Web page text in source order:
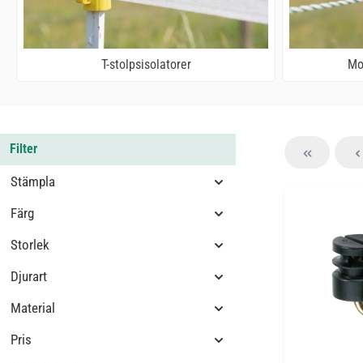
T-stolpsisolatorer
Filter
Stämpla
Färg
Storlek
Djurart
Material
Pris